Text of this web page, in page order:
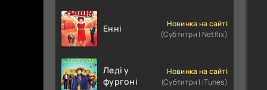
Енні
Новинка на сайті
(Субтитри | Netflix)
Леді у
фургоні
Новинка на сайті
(Субтитри | iTunes)